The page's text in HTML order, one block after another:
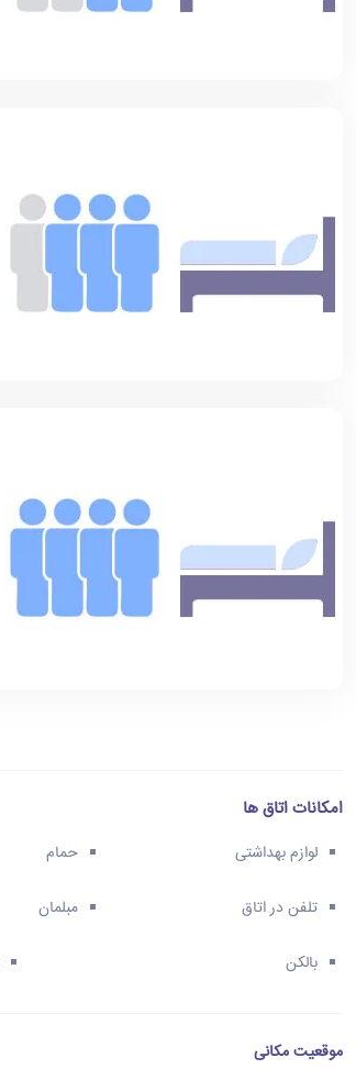
امکانات اتاق ها
لوازم بهداشتی حمام
تلفن در اتاق مبلمان
بالکن
موقعیت مکانی